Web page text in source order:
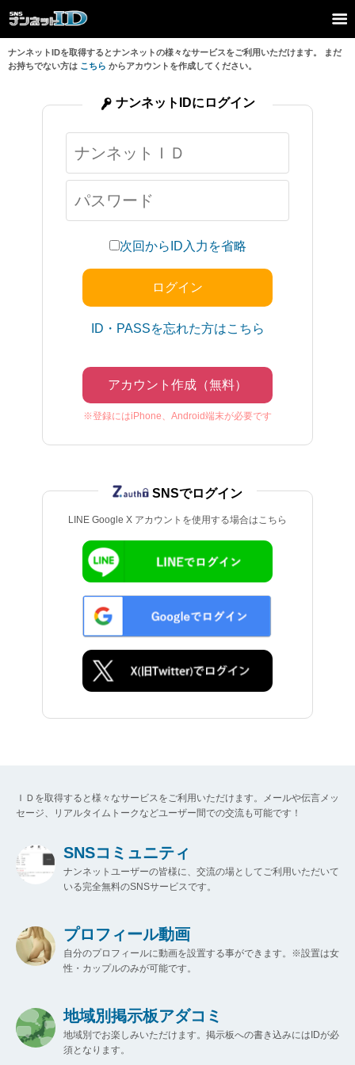
ナンネットIDを取得するとナンネットの様々なサービスをご利用いただけます。 まだ
お持ちでない方は こちら からアカウントを作成してください。
次回からID入力を省略
ID・PASSを忘れた方はこちら
アカウント作成（無料）
※登録にはiPhone、Android端末が必要です
ナンネットIDにログイン
LINE Google X アカウントを使用する場合はこちら
SNSでログイン
ＩＤを取得すると様々なサービスをご利用いただけます。メールや伝言メッ
セージ、リアルタイムトークなどユーザー間での交流も可能です！
SNSコミュニティ
ナンネットユーザーの皆様に、交流の場としてご利用いただいて
いる完全無料のSNSサービスです。
プロフィール動画
自分のプロフィールに動画を設置する事ができます。※設置は女
性・カップルのみが可能です。
地域別掲示板アダコミ
地域別でお楽しみいただけます。掲示板への書き込みにはIDが必
須となります。